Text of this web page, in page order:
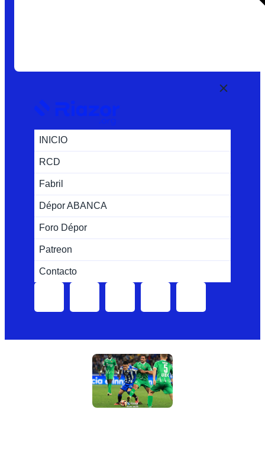
INICIO
RCD
Fabril
Dépor ABANCA
Foro Dépor
Patreon
Contacto